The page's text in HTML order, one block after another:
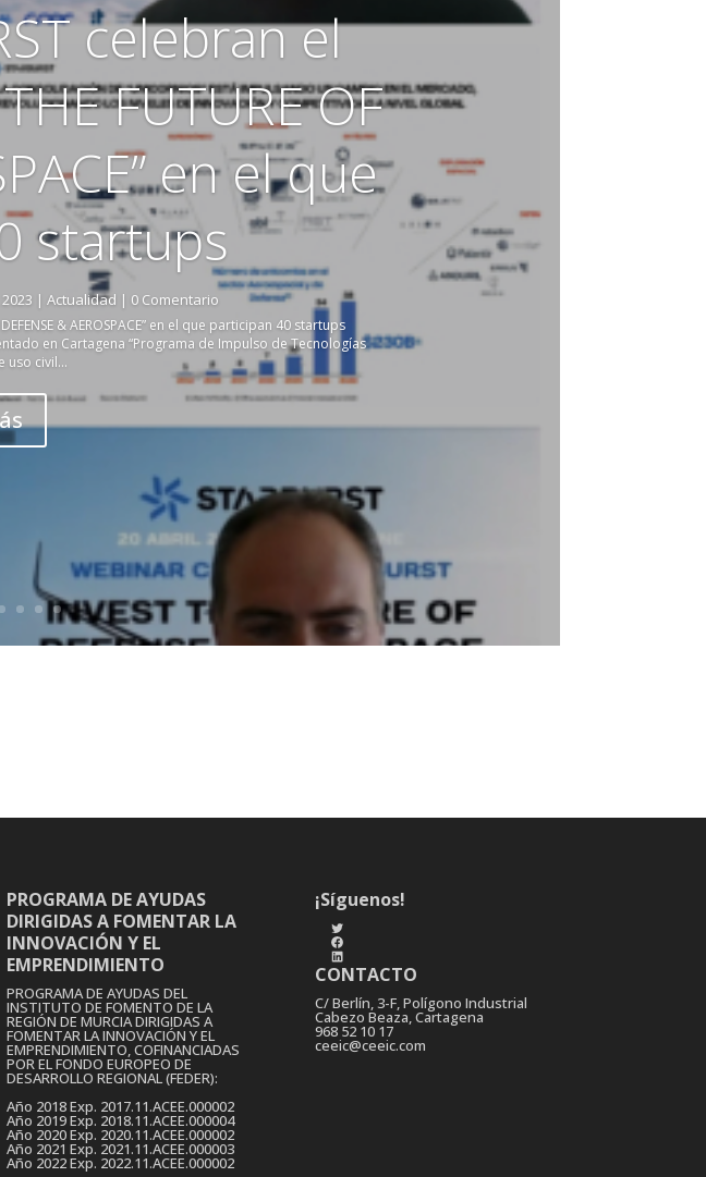
celebran el
FUTURE OF
en el que
startups
| Actualidad | 0 Comentario
& AEROSPACE” en el que participan 40 startups
en Cartagena “Programa de Impulso de Tecnologías
uso civil...
PROGRAMA DE AYUDAS
DIRIGIDAS A FOMENTAR LA
INNOVACIÓN Y EL
EMPRENDIMIENTO
PROGRAMA DE AYUDAS DEL
INSTITUTO DE FOMENTO DE LA
REGIÓN DE MURCIA DIRIGIDAS A
FOMENTAR LA INNOVACIÓN Y EL
EMPRENDIMIENTO, COFINANCIADAS
POR EL FONDO EUROPEO DE
DESARROLLO REGIONAL (FEDER):
Año 2018 Exp. 2017.11.ACEE.000002
Año 2019 Exp. 2018.11.ACEE.000004
Año 2020 Exp. 2020.11.ACEE.000002
Año 2021 Exp. 2021.11.ACEE.000003
Año 2022 Exp. 2022.11.ACEE.000002
¡Síguenos!
Twitter
Facebook
LinkedIn
CONTACTO
C/ Berlín, 3-F, Polígono Industrial
Cabezo Beaza, Cartagena
968 52 10 17
ceeic@ceeic.com